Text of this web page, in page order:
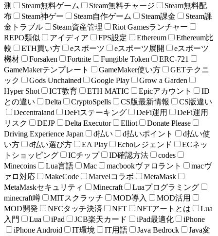
測
Steam無料ゲーム Steam無料チャージ
Steam無料配
布
Steam神ゲー Steam自作ゲーム Steam課金
Steam課
金トラブル
Steam資産管理
Riot Gamesランチャー
REPO類似
アイディア FPS設定 Ethereum
Ethereum比
較
ETH買い方 eスポーツ eスポーツ展開
eスポーツ
機材
Forsaken Fortnite Fungible Token
ERC-721
GameMakerテンプレート
GameMaker使い方
GETテクニ
ック
Gods Unchained Google Play
Grow a Garden
Hyper Shot
ICT教育 ETH MATIC Epicアカウント
ID
との違い
Delta CryptoSpells CS版最新情報
CS版違い
Decentraland
DeFiステーキング DeFi運用
DeFi運用
リスク
DEJP Delta Executor Elliot
Donate Please
Driving Experience Japan
d払い d払いポイント
d払い使
い方
d払い選び方 EA Play Echoレジェンド
ECネッ
トショッピング
ICチップ ID確認方法
codes
Minecoins
Lua言語 Mac macbookヴァロラント
macヴ
ァロ対応
MakeCode Marvelコラボ
MetaMask
MetaMaskセキュリティ
Minecraft
Luaプログラミング
minecraft噂
MITスクラッチ MOD導入
MOD活用
MOD開発
NFCタッチ決済 NFT NFTアートとは
Lua
入門
Lua iPad JCB楽天カード iPad最適化
iPhone
iPhone Android
IT環境 IT用語 Java Bedrock
Java変